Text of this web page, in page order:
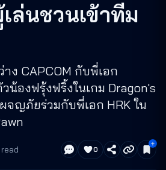
ล่นชวนเข้าทีม
าง CAPCOM กับพี่เอก
น้องฟรุ้งฟริ้งในเกม Dragon's
จญภัยร่วมกับพี่เอก HRK ใน
0